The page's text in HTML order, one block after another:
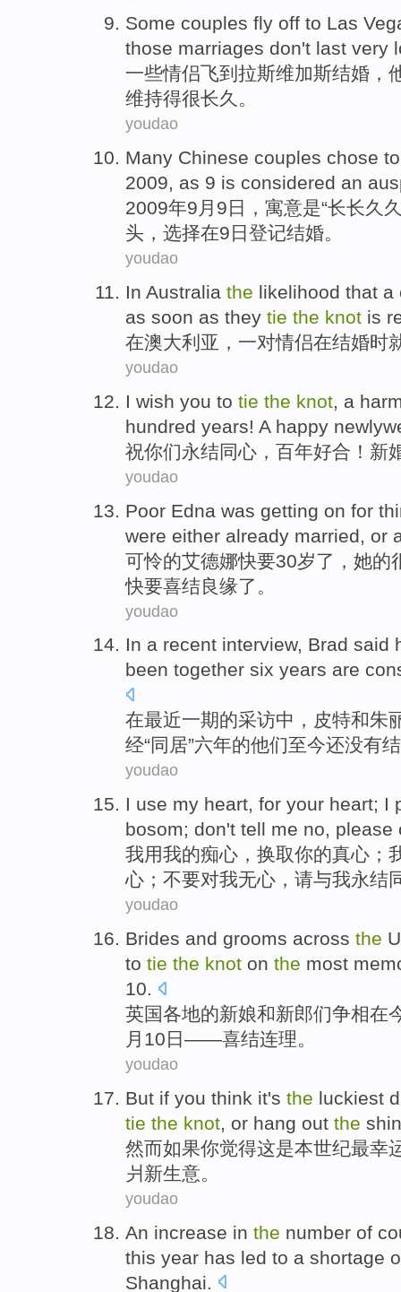
Some couples fly off to Las
those marriages don't last very
一些情侣飞到 拉斯维加斯结婚 ，
维持得很长久。
youdao
Many Chinese couples chose
2009, as 9 is considered an
2009年9 月 9 日，寓意是“长长久
头 ， 选择在9日登记结婚。
youdao
In Australia the likelihood that a
as soon as they tie the knot is
在澳大利亚 ， 一对情侣在结婚时
youdao
I wish you to tie the knot, a
hundred years! A happy
祝你们永结同心，百年好合！新
youdao
Poor Edna was getting on for
were either already married or
可怜的艾德娜快要30岁了 ， 她的
快要喜结良缘了。
youdao
In a recent interview, Brad said
been together six years are
在最近一期的采访中， 皮特和朱
经“同居”六年的他们至今还没有
youdao
I use my heart, for your heart; I
bosom; don't tell me no, please
我用我的痴心，换取你的真心 ；
心； 不要对我无心 ， 请与我永结
youdao
Brides and grooms across the
to tie the knot on the most
10.
英国各地的新娘和新郎们争相在
月10日——喜结连理。
youdao
But if you think it's the luckiest
tie the knot, or hang out the
然而如果你觉得这是本世纪最幸
爿 新生意。
youdao
An increase in the number of
this year has led to a shortage
Shanghai